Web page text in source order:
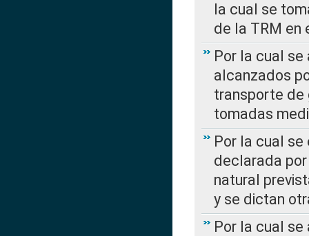
la cual se
de la TRM en
Por la cual
alcanzados
transporte de
tomadas
Por la cual
declarada
natural
y se dictan
Por la cual se